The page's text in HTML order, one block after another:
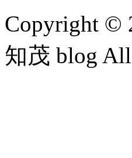
Copyright ©
知茂 blog All